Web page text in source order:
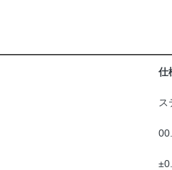
仕
ス